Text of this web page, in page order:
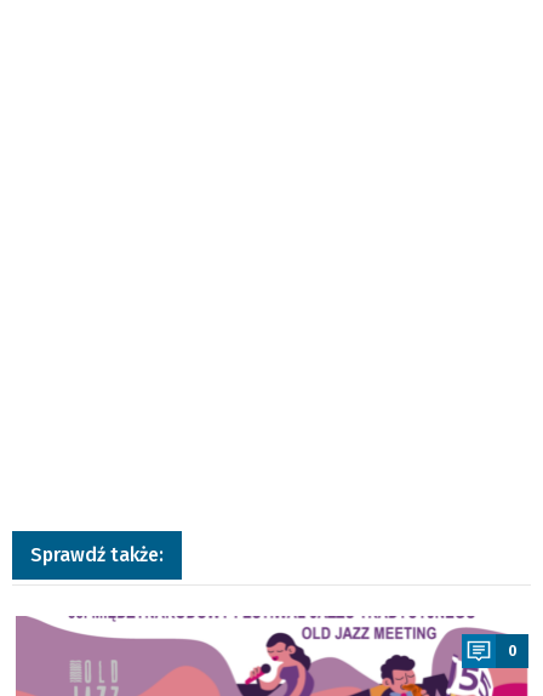
Sprawdź także:
a
0